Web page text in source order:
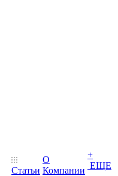
Статьи
О
Компании
+
ЕЩЕ